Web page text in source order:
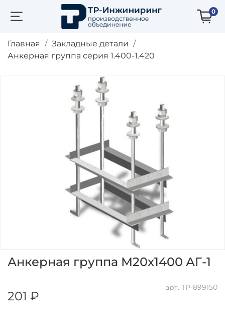
0
Главная
Закладные детали
Анкерная группа серия 1.400-1.420
арт. ТР-899150
Анкерная группа М20х1400 АГ-1
201 ₽